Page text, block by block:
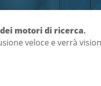
motori di ricerca.
veloce e verrà